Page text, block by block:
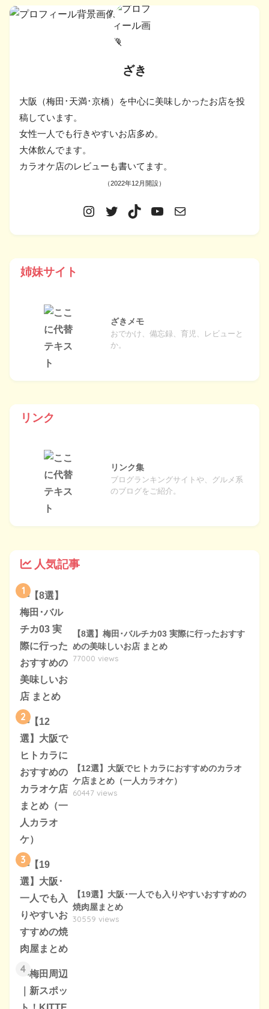
ざき
大阪（梅田･天満･京橋）を中心に美味しかったお店を投
稿しています。
女性一人でも行きやすいお店多め。
大体飲んでます。
カラオケ店のレビューも書いてます。
（2022年12月開設）
姉妹サイト
ざきメモ
おでかけ、備忘録、育児、レビューと
か。
リンク
リンク集
ブログランキングサイトや、グルメ系
のブログをご紹介。
人気記事
1
【8選】梅田･バルチカ03 実際に行ったおすす
めの美味しいお店 まとめ
77000 views
2
【12選】大阪でヒトカラにおすすめのカラオ
ケ店まとめ（一人カラオケ）
60447 views
3
【19選】大阪･一人でも入りやすいおすすめの
焼肉屋まとめ
30559 views
4